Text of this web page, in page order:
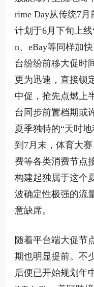
rime Day从传统7月
计划于6月下旬上线
n、eBay等同样加
台纷纷前移大促时
更为迅速，直接锁
中促，抢先点燃上
台同步前置档期或
夏季独特的“天时
到7月末，体育大
费等各类消费节点
构建起独属于这个
波确定性极强的流
意缺席。
随着平台端大促节
期也明显提前。不
后便已开始规划年